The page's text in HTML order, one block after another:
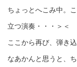
ちょっとへこみ中。
立つ演奏・・・＞＜
ここから再び、弾き
なあかんと思うと、